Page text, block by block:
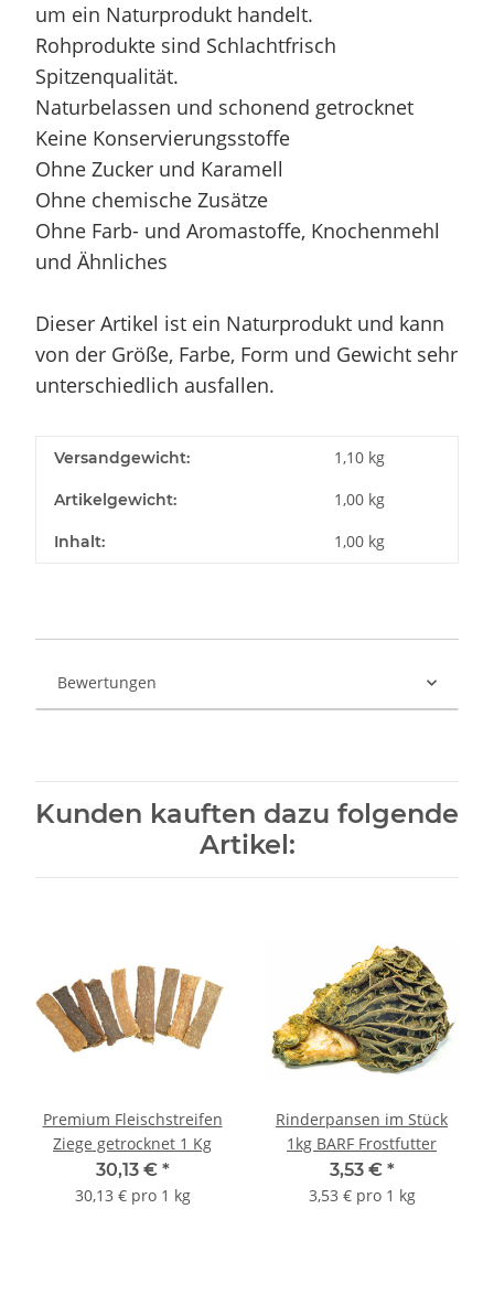
um ein Naturprodukt handelt.
Rohprodukte sind Schlachtfrisch
Spitzenqualität.
Naturbelassen und schonend getrocknet
Keine Konservierungsstoffe
Ohne Zucker und Karamell
Ohne chemische Zusätze
Ohne Farb- und Aromastoffe, Knochenmehl
und Ähnliches
Dieser Artikel ist ein Naturprodukt und kann
von der Größe, Farbe, Form und Gewicht sehr
unterschiedlich ausfallen.
Versandgewicht: 1,10 kg
Artikelgewicht: 1,00 kg
Inhalt: 1,00 kg
Bewertungen
Kunden kauften dazu folgende
Artikel:
Premium Fleischstreifen
Ziege getrocknet 1 Kg
30,13 € *
30,13 € pro 1 kg
Rinderpansen im Stück
1kg BARF Frostfutter
3,53 € *
3,53 € pro 1 kg